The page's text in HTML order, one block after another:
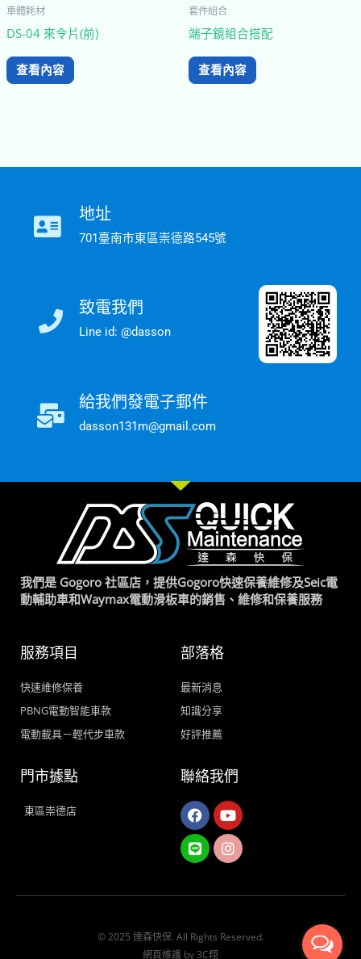
車體耗材
DS-04 來令片(前)
查看內容
套件組合
端子鏡組合搭配
查看內容
地址
701臺南市東區崇德路545號
致電我們
Line id: @dasson
給我們發電子郵件
dasson131m@gmail.com
我們是 Gogoro 社區店，提供Gogoro快速保養維修及Seic電
動輔助車和Waymax電動滑板車的銷售、維修和保養服務
服務項目
快速維修保養
PBNG電動智能車款
電動載具－輕代步車款
部落格
最新消息
知識分享
好評推薦
門市據點
東區崇德店
聯絡我們
FacebookYoutube
Line Instagram
© 2025 達森快保. All Rights Reserved.
網頁維護 by 3C翔